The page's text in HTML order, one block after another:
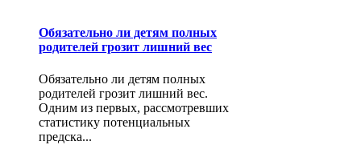
Обязательно ли детям полных
родителей грозит лишний вес
Обязательно ли детям полных
родителей грозит лишний вес.
Одним из первых, рассмотревших
статистику потенциальных
предска...